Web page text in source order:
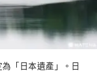
「日本遺產」。日